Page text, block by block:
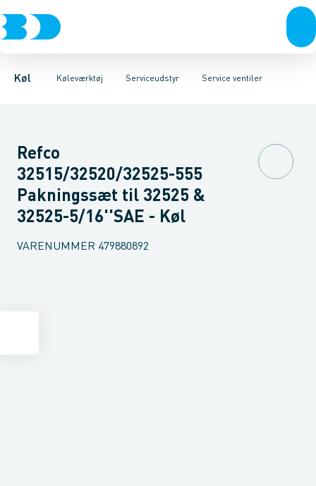
Køl Køleværktøj
KompressorerKondenseringsaggregaterFordampere
Serviceudstyr
Måleinstrumenter ServiceudstyrVærktøjService ventiler
LæksøgningMagnetisk udstyrReduktionsventilerRengøring
Refco
32515/32520/32525-555
Pakningssæt til 32525 &
32525-5/16''SAE - Køl
VARENUMMER 479880892